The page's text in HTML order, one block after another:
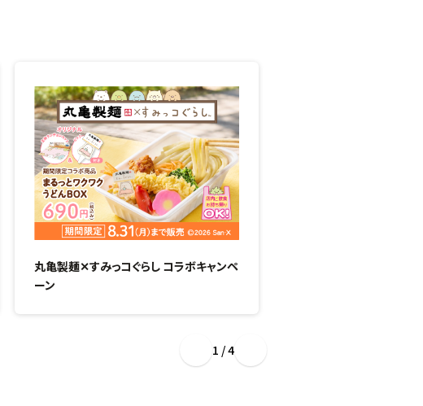
丸亀製麺✕すみっコぐらし コラボキャンペ
ーン
1 / 4